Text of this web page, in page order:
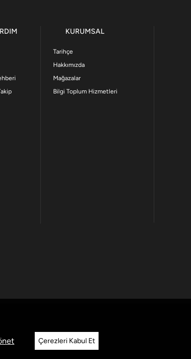
KURUMSAL
Tarihçe
Hakkımızda
Mağazalar
Bilgi Toplum Hizmetleri
Çerezleri Kabul Et